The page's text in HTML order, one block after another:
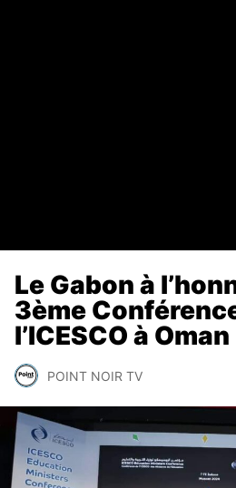
Le Gabon à
3ème
l’ICESCO à Oman
POINT NOIR TV